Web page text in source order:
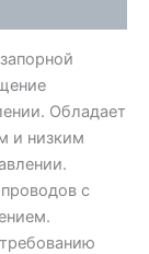
Обладает
и низким
с